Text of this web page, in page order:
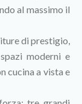
al massimo il
di prestigio,
moderni e
cucina a vista e